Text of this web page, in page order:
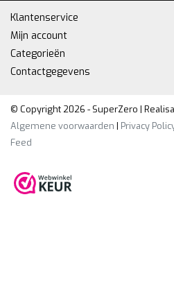
Klantenservice
Mijn account
Categorieën
Contactgegevens
© Copyright 2026 - SuperZero |
Algemene voorwaarden | Privacy
Feed